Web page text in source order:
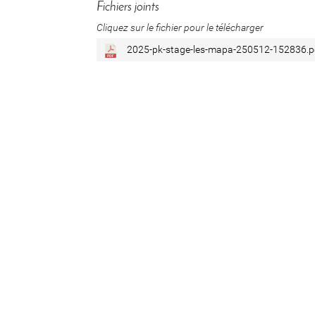
Fichiers joints
Cliquez sur le fichier pour le télécharger
2025-pk-stage-les-mapa-250512-